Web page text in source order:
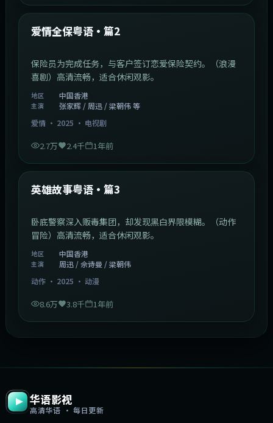
最新
爱情全保粤语·篇2
保险员为完成任务，与客户签订恋爱保险契约。（浪漫
喜剧）高清流畅，适合休闲观影。
地区 中国香港
主演
张家辉 / 周迅 / 梁朝伟 等
爱情· 2025 · 电视剧
2.7万 2.4千 1年前
最新
英雄故事粤语·篇3
卧底警察深入贩毒集团，却发现黑白界限模糊。（动作
冒险）高清流畅，适合休闲观影。
地区 中国香港
主演
周迅 / 佘诗曼 / 梁朝伟
动作· 2025 · 动漫
8.6万 3.8千 1年前
华语影视
高清华语 · 每日更新